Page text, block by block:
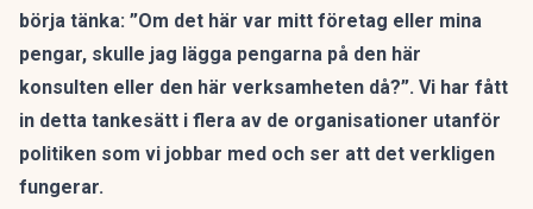
börja tänka: ”Om det här var mitt företag eller mina
pengar, skulle jag lägga pengarna på den här
konsulten eller den här verksamheten då?”. Vi har fått
in detta tankesätt i flera av de organisationer utanför
politiken som vi jobbar med och ser att det verkligen
fungerar.